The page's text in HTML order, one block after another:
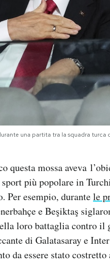
una partita tra la squadra turca
questa mossa aveva
più popolare in
Per esempio, durantele
e Beşiktaş
loro battaglia contro il
di Galatasaray e Inter
da essere stato